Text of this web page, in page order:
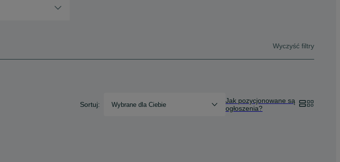
Wyczyść filtry
Sortuj: Wybrane dla Ciebie
Jak pozycjonowane są
ogłoszenia?